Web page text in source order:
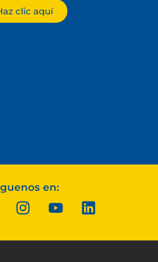
clic aquí
en: